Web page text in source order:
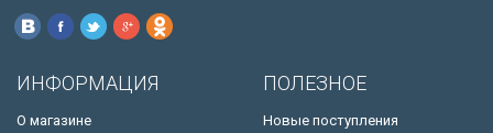
ИНФОРМАЦИЯ
О магазине
ПОЛЕЗНОЕ
Новые поступления